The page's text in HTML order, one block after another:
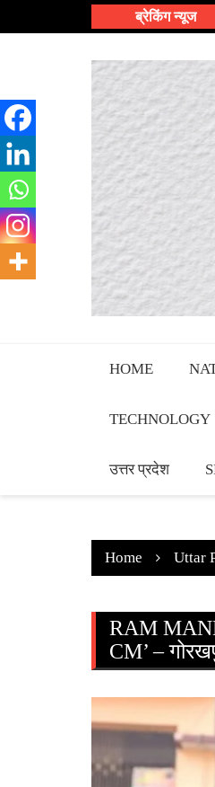
to
ब्रेकिंग न्यूज
HOME
TECHNOLOGY
उत्तर प्रदेश
Home Uttar
RAM
CM’ –